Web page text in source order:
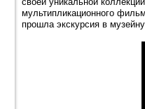
мультипликационного
прошла экскурсия в